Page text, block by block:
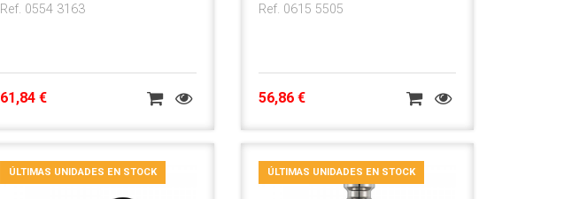
Ref. 0554 3163
61,84 €
Ref. 0615 5505
56,86 €
ÚLTIMAS UNIDADES EN STOCK ÚLTIMAS UNIDADES EN STOCK